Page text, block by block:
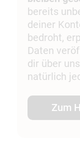
bereits
deiner
bedroht,
Daten
dir über
natürlich
Zum